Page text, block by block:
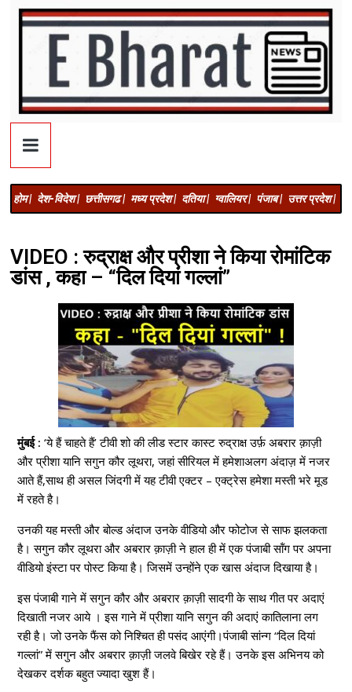
होम | देश-विदेश | छत्तीसगढ | मध्य प्रदेश | दतिया | ग्वालियर | पंजाब | उत्तर प्रदेश |
VIDEO : रुद्राक्ष और प्रीशा ने किया रोमांटिक
डांस , कहा – “दिल दियां गल्लां”
मुंबई : ‘ये हैं चाहते हैं’ टीवी शो की लीड स्टार कास्ट रुद्राक्ष उर्फ़ अबरार क़ाज़ी
और प्रीशा यानि सगुन कौर लूथरा, जहां सीरियल में हमेशाअलग अंदाज़ में नजर
आते हैं,साथ ही असल जिंदगी में यह टीवी एक्टर – एक्ट्रेस हमेशा मस्ती भरे मूड
में रहते है।
उनकी यह मस्ती और बोल्ड अंदाज उनके वीडियो और फोटोज से साफ झलकता
है। सगुन कौर लूथरा और अबरार क़ाज़ी ने हाल ही में एक पंजाबी सॉंग पर अपना
वीडियो इंस्टा पर पोस्ट किया है। जिसमें उन्होंने एक खास अंदाज दिखाया है।
इस पंजाबी गाने में सगुन कौर और अबरार क़ाज़ी सादगी के साथ गीत पर अदाएं
दिखाती नजर आये । इस गाने में प्रीशा यानि सगुन की अदाएं कातिलाना लग
रही है। जो उनके फैंस को निश्चित ही पसंद आएंगी।पंजाबी सांन्ग “दिल दियां
गल्लां” में सगुन और अबरार क़ाज़ी जलवे बिखेर रहे हैं। उनके इस अभिनय को
देखकर दर्शक बहुत ज्यादा खुश हैं।